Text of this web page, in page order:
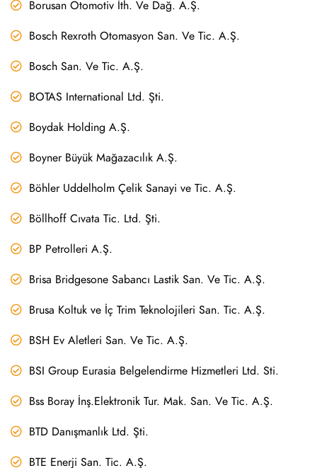
Borusan Otomotiv İth. Ve Dağ. A.Ş.
Bosch Rexroth Otomasyon San. Ve Tic. A.Ş.
Bosch San. Ve Tic. A.Ş.
BOTAS International Ltd. Şti.
Boydak Holding A.Ş.
Boyner Büyük Mağazacılık A.Ş.
Böhler Uddelholm Çelik Sanayi ve Tic. A.Ş.
Böllhoff Cıvata Tic. Ltd. Şti.
BP Petrolleri A.Ş.
Brisa Bridgesone Sabancı Lastik San. Ve Tic. A.Ş.
Brusa Koltuk ve İç Trim Teknolojileri San. Tic. A.Ş.
BSH Ev Aletleri San. Ve Tic. A.Ş.
BSI Group Eurasia Belgelendirme Hizmetleri Ltd. Sti.
Bss Boray İnş.Elektronik Tur. Mak. San. Ve Tic. A.Ş.
BTD Danışmanlık Ltd. Şti.
BTE Enerji San. Tic. A.Ş.